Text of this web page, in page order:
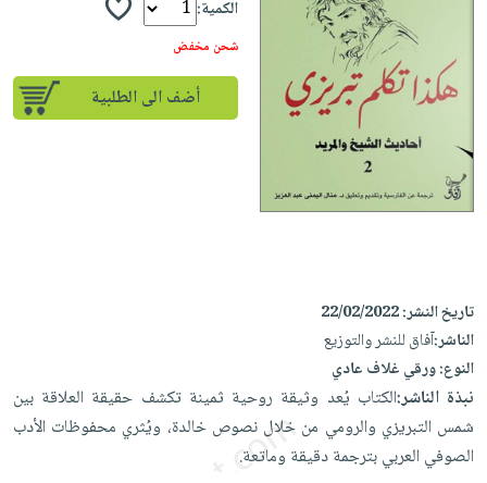
إختياراتنا
أكاديمية
القراءة
books
iKitab
بلا
حدود
طرحها
تحميل
Android
تحميل
iKitab
على
Apple
طرحها
تحميل
masmu3
Android
Apple
المواضيع
الأكثر
مبيعاً
إختياراتنا
تعليمية
الصحة
الشخصية
الكل
الشخصية
العناية
وتصفيف
الشعر
العناية
بالجسم
جديد
الكل
أواني
الطهي
أدوات
متجر
الهدايا
أقسام
الكمية:
شحن مخفض
أضف الى الطلبية
تاريخ النشر:22/02/2022
الناشر:آفاق للنشر والتوزيع
النوع:ورقي غلاف عادي
نبذة الناشر:الكتاب يُعد وثيقة روحية ثمينة تكشف حقيقة العلاقة بين
شمس التبريزي والرومي من خلال نصوص خالدة، ويُثري محفوظات الأدب
الصوفي العربي بترجمة دقيقة وماتعة.